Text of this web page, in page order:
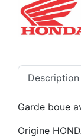
Description
Garde boue
Origine